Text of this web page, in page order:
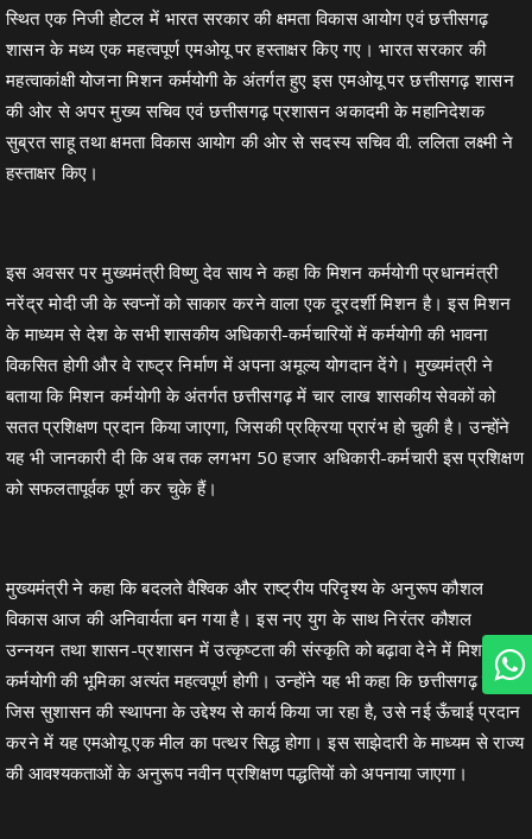
स्थित एक निजी होटल में भारत सरकार की क्षमता विकास आयोग एवं छत्तीसगढ़
शासन के मध्य एक महत्वपूर्ण एमओयू पर हस्ताक्षर किए गए। भारत सरकार की
महत्वाकांक्षी योजना मिशन कर्मयोगी के अंतर्गत हुए इस एमओयू पर छत्तीसगढ़ शासन
की ओर से अपर मुख्य सचिव एवं छत्तीसगढ़ प्रशासन अकादमी के महानिदेशक
सुब्रत साहू तथा क्षमता विकास आयोग की ओर से सदस्य सचिव वी. ललिता लक्ष्मी ने
हस्ताक्षर किए।
इस अवसर पर मुख्यमंत्री विष्णु देव साय ने कहा कि मिशन कर्मयोगी प्रधानमंत्री
नरेंद्र मोदी जी के स्वप्नों को साकार करने वाला एक दूरदर्शी मिशन है। इस मिशन
के माध्यम से देश के सभी शासकीय अधिकारी-कर्मचारियों में कर्मयोगी की भावना
विकसित होगी और वे राष्ट्र निर्माण में अपना अमूल्य योगदान देंगे। मुख्यमंत्री ने
बताया कि मिशन कर्मयोगी के अंतर्गत छत्तीसगढ़ में चार लाख शासकीय सेवकों को
सतत प्रशिक्षण प्रदान किया जाएगा, जिसकी प्रक्रिया प्रारंभ हो चुकी है। उन्होंने
यह भी जानकारी दी कि अब तक लगभग 50 हजार अधिकारी-कर्मचारी इस प्रशिक्षण
को सफलतापूर्वक पूर्ण कर चुके हैं।
मुख्यमंत्री ने कहा कि बदलते वैश्विक और राष्ट्रीय परिदृश्य के अनुरूप कौशल
विकास आज की अनिवार्यता बन गया है। इस नए युग के साथ निरंतर कौशल
उन्नयन तथा शासन-प्रशासन में उत्कृष्टता की संस्कृति को बढ़ावा देने में मिशन
कर्मयोगी की भूमिका अत्यंत महत्वपूर्ण होगी। उन्होंने यह भी कहा कि छत्तीसगढ़ में
जिस सुशासन की स्थापना के उद्देश्य से कार्य किया जा रहा है, उसे नई ऊँचाई प्रदान
करने में यह एमओयू एक मील का पत्थर सिद्ध होगा। इस साझेदारी के माध्यम से राज्य
की आवश्यकताओं के अनुरूप नवीन प्रशिक्षण पद्धतियों को अपनाया जाएगा।